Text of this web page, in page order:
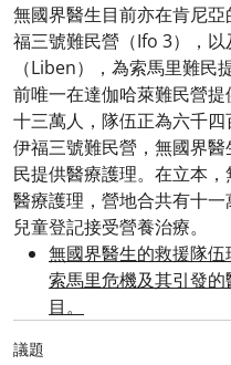
無國界醫生目前亦在肯尼
福三號難民營（Ifo 3），
（Liben），為索馬里難民
前唯一在達伽哈萊難民營
十三萬人，隊伍正為六千
伊福三號難民營，無國界
民提供醫療護理。在立本
醫療護理，營地合共有十
兒童登記接受營養治療。
無國界醫生的救援隊
索馬里危機及其引發
目。
議題